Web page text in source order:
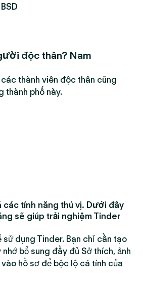
độc thân? Nam
thành viên độc thân cũng
thành phố này.
tính năng thú vị. Dưới đây
sẽ giúp trải nghiệm Tinder
dụng Tinder. Bạn chỉ cần tạo
nhớ bổ sung đầy đủ Sở thích, ảnh
hồ sơ để bộc lộ cá tính của